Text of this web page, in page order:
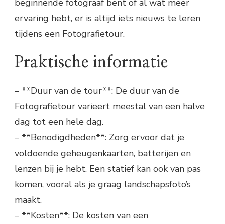
beginnende fotograaf bent of al wat meer
ervaring hebt, er is altijd iets nieuws te leren
tijdens een Fotografietour.
Praktische informatie
– **Duur van de tour**: De duur van de
Fotografietour varieert meestal van een halve
dag tot een hele dag.
– **Benodigdheden**: Zorg ervoor dat je
voldoende geheugenkaarten, batterijen en
lenzen bij je hebt. Een statief kan ook van pas
komen, vooral als je graag landschapsfoto’s
maakt.
– **Kosten**: De kosten van een